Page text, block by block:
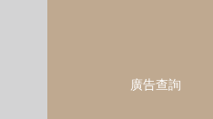
廣告查詢